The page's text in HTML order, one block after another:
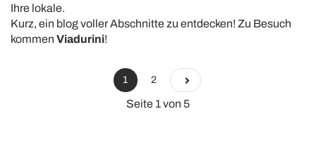
Ihre lokale.
Kurz, ein blog voller Abschnitte zu entdecken! Zu Besuch
kommen Viadurini!
1 2
Seite 1 von 5